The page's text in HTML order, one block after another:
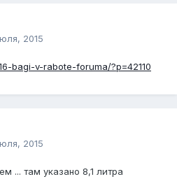
2015
bagi-v-rabote-foruma/?p=42110
2015
... там указано 8,1 литра